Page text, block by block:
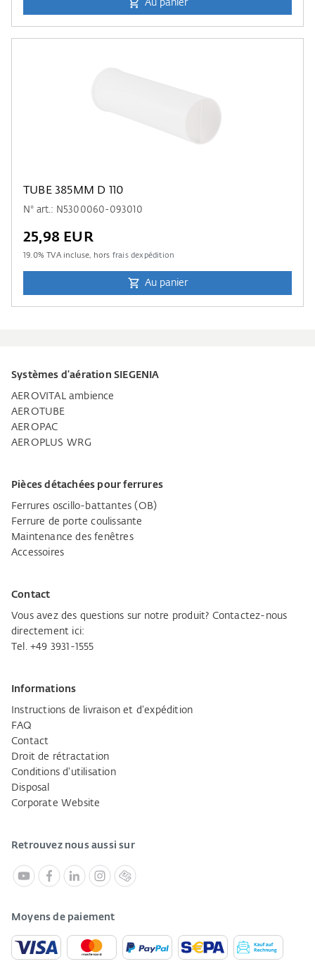
Au panier
TUBE 385MM D 110
N° art.: N5300060-093010
25,98 EUR
19.0% TVA incluse, hors frais dexpédition
Au panier
Systèmes d'aération SIEGENIA
AEROVITAL ambience
AEROTUBE
AEROPAC
AEROPLUS WRG
Pièces détachées pour ferrures
Ferrures oscillo-battantes (OB)
Ferrure de porte coulissante
Maintenance des fenêtres
Accessoires
Contact
Vous avez des questions sur notre produit? Contactez-nous
directement ici:
Tel. +49 3931-1555
Informations
Instructions de livraison et d'expédition
FAQ
Contact
Droit de rétractation
Conditions d'utilisation
Disposal
Corporate Website
Retrouvez nous aussi sur
Moyens de paiement